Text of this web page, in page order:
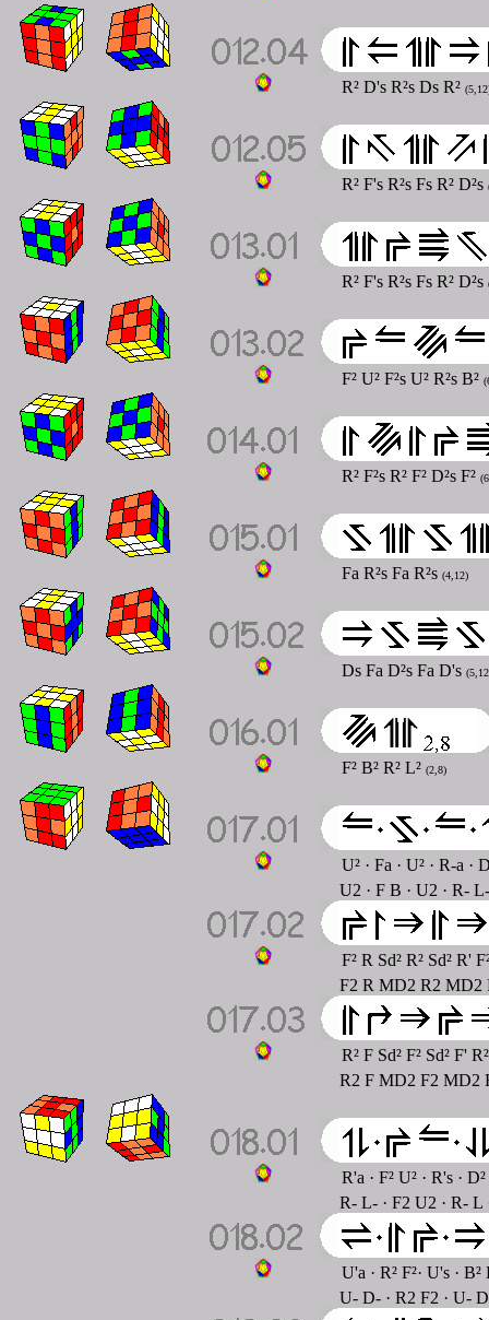
R² D's R²s Ds R²
R² F's R²s Fs R² D²s
R² F's R²s Fs R² D²s
F² U² F²s U² R²s B²
R² F²s R² F² D²s F²
Fa R²s Fa R²s (4,12)
Ds Fa D²s Fa D's
F² B² R² L² (2,8)
U² · Fa · U² · R-a ·
U2 · F B · U2 · R-
F² R Sd² R² Sd² R'
F2 R MD2 R2 MD2
R² F Sd² F² Sd² F'
R2 F MD2 F2 MD2
R'a · F² U² · R's ·
R- L- · F2 U2 · R-
U'a · R² F²· U's ·
U- D- · R2 F2 · U-